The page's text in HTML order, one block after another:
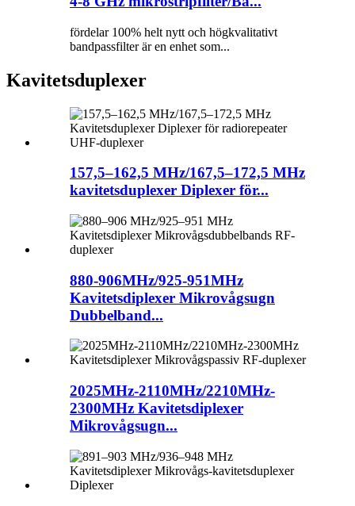
fördelar 100% helt nytt och högkvalitativt
bandpassfilter är en enhet som...
Kavitetsduplexer
157,5–162,5 MHz/167,5–172,5 MHz
kavitetsduplexer Diplexer för...
880-906MHz/925-951MHz
Kavitetsdiplexer Mikrovågsugn
Dubbelband...
2025MHz-2110MHz/2210MHz-
2300MHz Kavitetsdiplexer
Mikrovågsugn...